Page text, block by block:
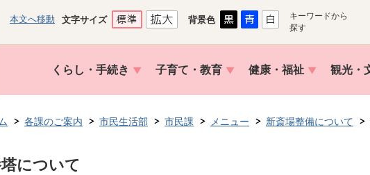
本文へ移動 文字サイズ 背景色
キーワードから
探す
くらし・手続き 子育て・教育 健康・福祉 観光・
各課のご案内 市民生活部 市民課 メニュー 新斎場整備について
について